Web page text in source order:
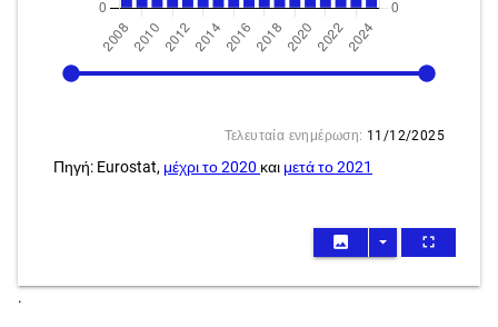
Τελευταία ενημέρωση: 11/12/2025
Πηγή: Eurostat, μέχρι το 2020 και μετά το 2021
image arrow_drop_down fullscreen
.